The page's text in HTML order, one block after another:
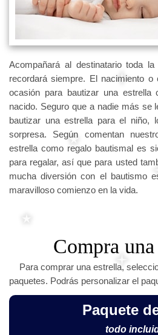
Acompañará al destinatario toda
recordará siempre. El nacimiento
ocasión para bautizar una estrella
nacido. Seguro que a nadie más se
bautizar una estrella para el niño,
sorpresa. Según comentan
estrella como regalo bautismal es
para regalar, así que para usted
mucha diversión con el bautismo
maravilloso comienzo en la vida.
Compra
Para comprar una estrella,
paquetes. Podrás personalizar el
Paquete
todo